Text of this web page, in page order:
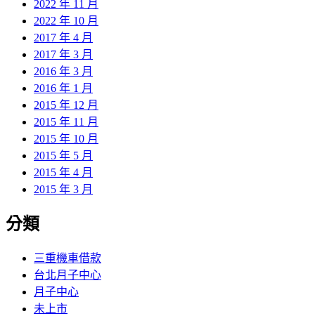
2022 年 11 月
2022 年 10 月
2017 年 4 月
2017 年 3 月
2016 年 3 月
2016 年 1 月
2015 年 12 月
2015 年 11 月
2015 年 10 月
2015 年 5 月
2015 年 4 月
2015 年 3 月
分類
三重機車借款
台北月子中心
月子中心
未上市